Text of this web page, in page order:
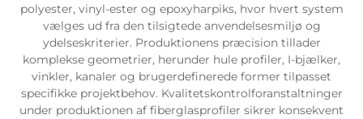
polyester, vinyl-ester og epoxyharpiks, hvor hvert system
vælges ud fra den tilsigtede anvendelsesmiljø og
ydelseskriterier. Produktionens præcision tillader
komplekse geometrier, herunder hule profiler, I-bjælker,
vinkler, kanaler og brugerdefinerede former tilpasset
specifikke projektbehov. Kvalitetskontrolforanstaltninger
under produktionen af fiberglasprofiler sikrer konsekvent